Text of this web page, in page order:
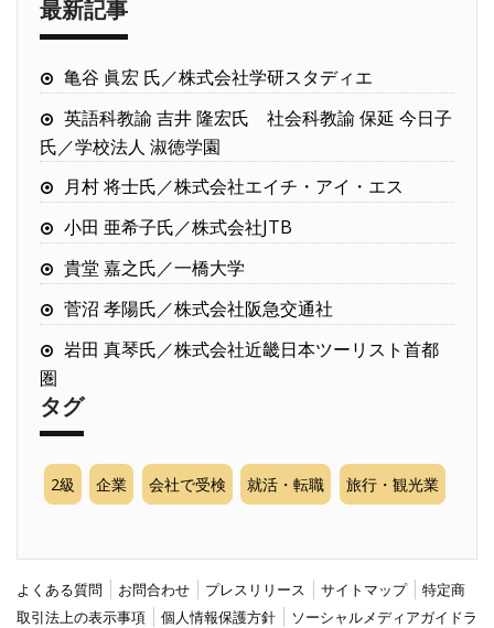
最新記事
亀谷 眞宏 氏／株式会社学研スタディエ
英語科教諭 吉井 隆宏氏 社会科教諭 保延 今日子
氏／学校法人 淑徳学園
月村 将士氏／株式会社エイチ・アイ・エス
小田 亜希子氏／株式会社JTB
貴堂 嘉之氏／一橋大学
菅沼 孝陽氏／株式会社阪急交通社
岩田 真琴氏／株式会社近畿日本ツーリスト首都
圏
タグ
2級 企業 会社で受検 就活・転職 旅行・観光業
よくある質問 お問合わせ プレスリリース サイトマップ
特定商
取引法上の表示事項
個人情報保護方針 ソーシャルメディアガイドラ